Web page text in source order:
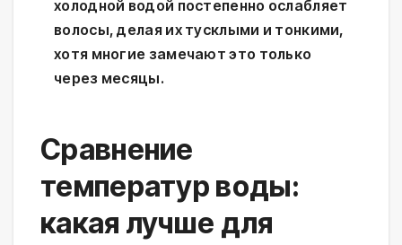
холодной водой постепенно ослабляет
волосы, делая их тусклыми и тонкими,
хотя многие замечают это только
через месяцы.
Сравнение
температур воды:
какая лучше для